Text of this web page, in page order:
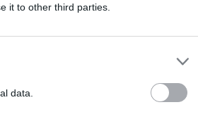
it to other third parties.
data.